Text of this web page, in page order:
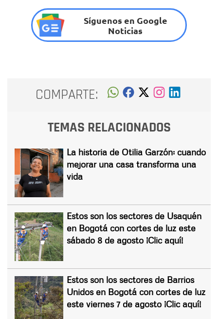
Síguenos en Google
Noticias
COMPARTE:
TEMAS RELACIONADOS
La historia de Otilia Garzón: cuando
mejorar una casa transforma una
vida
Estos son los sectores de Usaquén
en Bogotá con cortes de luz este
sábado 8 de agosto ¡Clic aquí!
Estos son los sectores de Barrios
Unidos en Bogotá con cortes de luz
este viernes 7 de agosto ¡Clic aquí!